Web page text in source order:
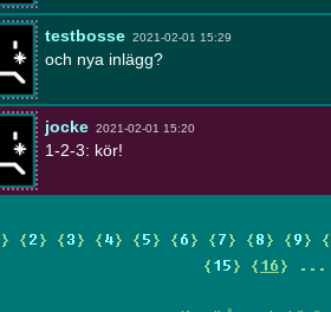
testbosse 2021-02-01 15:29
och nya inlägg?
jocke 2021-02-01 15:20
1-2-3: kör!
} {2} {3} {4} {5} {6} {7} {8} {9} {
{15} {16} ...